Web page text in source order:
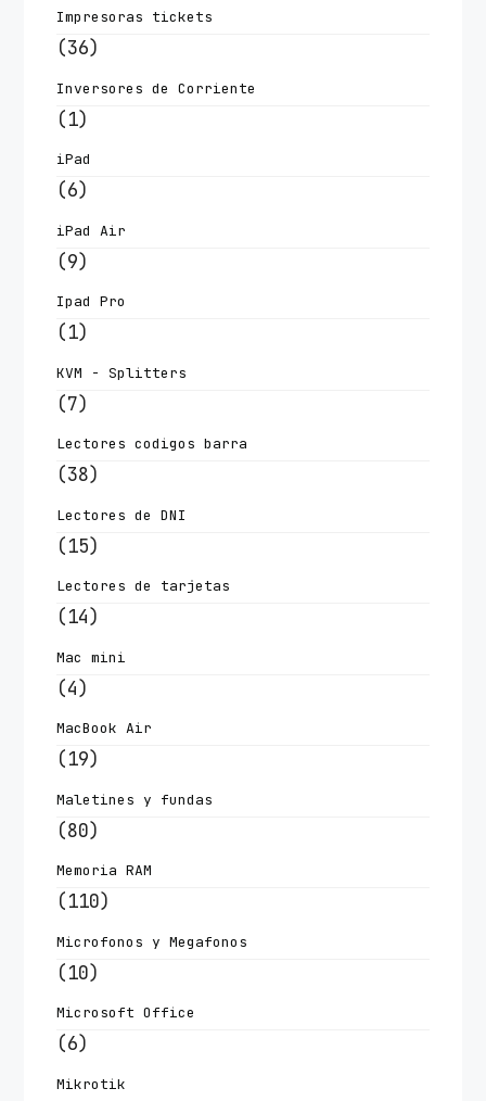
Impresoras tickets
(36)
Inversores de Corriente
(1)
iPad
(6)
iPad Air
(9)
Ipad Pro
(1)
KVM - Splitters
(7)
Lectores codigos barra
(38)
Lectores de DNI
(15)
Lectores de tarjetas
(14)
Mac mini
(4)
MacBook Air
(19)
Maletines y fundas
(80)
Memoria RAM
(110)
Microfonos y Megafonos
(10)
Microsoft Office
(6)
Mikrotik